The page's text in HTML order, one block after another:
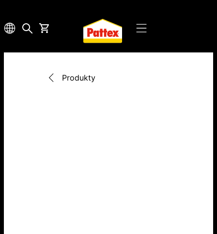
Produkty